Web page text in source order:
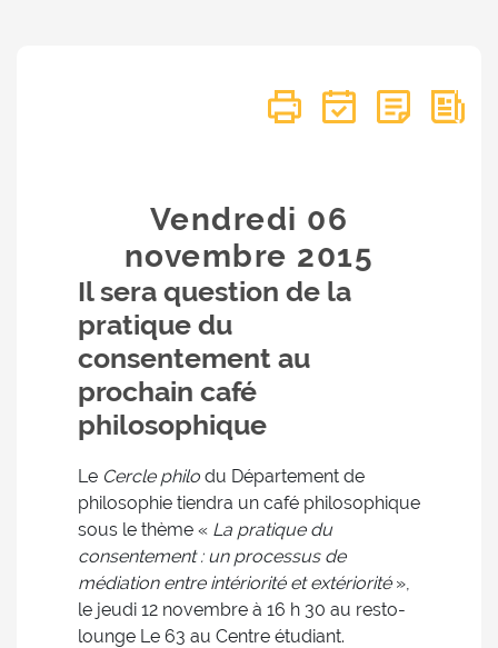
Vendredi 06
novembre 2015
Il sera question de la
pratique du
consentement au
prochain café
philosophique
Le Cercle philo du Département de
philosophie tiendra un café philosophique
sous le thème « La pratique du
consentement : un processus de
médiation entre intériorité et extériorité»,
le jeudi 12 novembre à 16 h 30 au resto-
lounge Le 63 au Centre étudiant.